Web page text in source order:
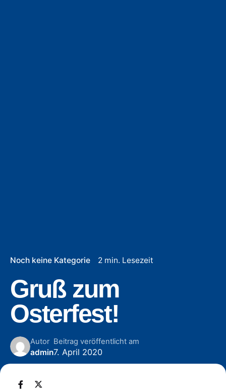
Noch keine Kategorie 2 min. Lesezeit
Gruß zum
Osterfest!
Autor
admin
Beitrag veröffentlicht am
7. April 2020